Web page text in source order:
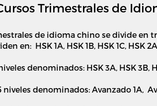
Trimestrales de
de idioma chino se divide en
en: HSK 1A, HSK 1B, HSK 1C, HSK
denominados: HSK 3A, HSK 3B,
niveles denominados: Avanzado 1A,